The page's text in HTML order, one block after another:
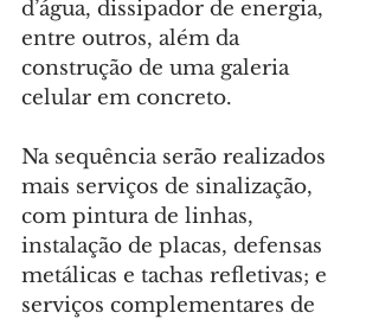
d’água, dissipador de energia,
entre outros, além da
construção de uma galeria
celular em concreto.
Na sequência serão realizados
mais serviços de sinalização,
com pintura de linhas,
instalação de placas, defensas
metálicas e tachas refletivas; e
serviços complementares de